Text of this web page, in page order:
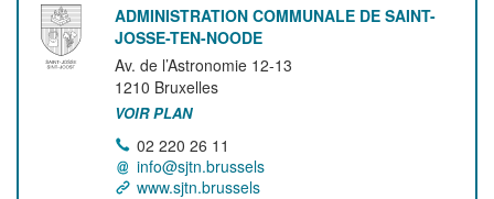
ADMINISTRATION COMMUNALE DE SAINT-
JOSSE-TEN-NOODE
Av. de l’Astronomie 12-13
1210 Bruxelles
VOIR PLAN
02 220 26 11
info@sjtn.brussels
www.sjtn.brussels